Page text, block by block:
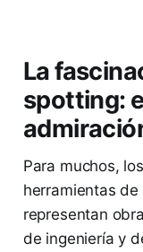
La
spotting:
Para muchos,
herramientas
representan
de ingeniería y